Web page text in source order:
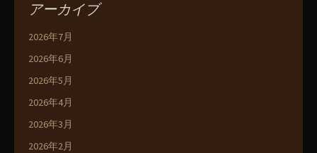
アーカイブ
2026年7月
2026年6月
2026年5月
2026年4月
2026年3月
2026年2月